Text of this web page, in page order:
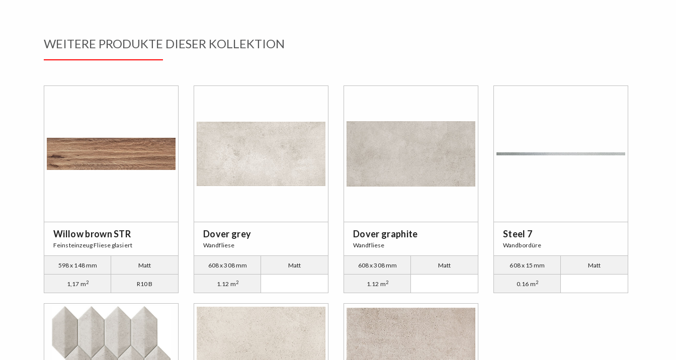
WEITERE PRODUKTE DIESER KOLLEKTION
Willow brown STR
Feinsteinzeug Fliese glasiert
598 x 148 mm Matt
1,17 m2 R10 B
Dover grey
Wandfliese
608 x 308 mm Matt
1.12 m2
Dover graphite
Wandfliese
608 x 308 mm Matt
1.12 m2
Steel 7
Wandbordüre
608 x 15 mm Matt
0.16 m2